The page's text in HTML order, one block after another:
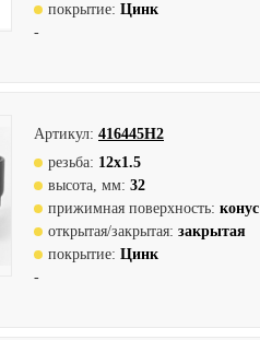
покрытие: Цинк
-
Артикул: 416445H2
резьба: 12х1.5
высота, мм: 32
прижимная поверхность: конус
открытая/закрытая: закрытая
покрытие: Цинк
-